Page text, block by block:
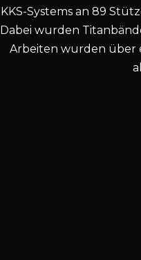
KKS-Systems an 89
Dabei wurden
Arbeiten wurden über